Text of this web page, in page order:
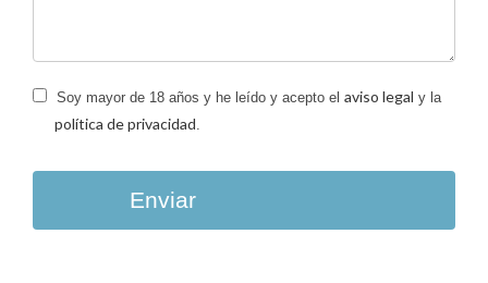
Soy mayor de 18 años y he leído y acepto el aviso legal y la
política de privacidad
Enviar